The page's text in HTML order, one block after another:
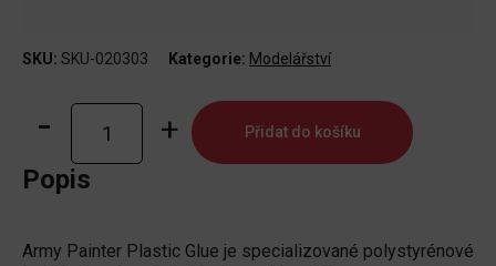
SKU: SKU-020303 Kategorie: Modelářství
Plastic
množství
Přidat do košíku
Popis
Army Painter Plastic Glue je specializované polystyrénové